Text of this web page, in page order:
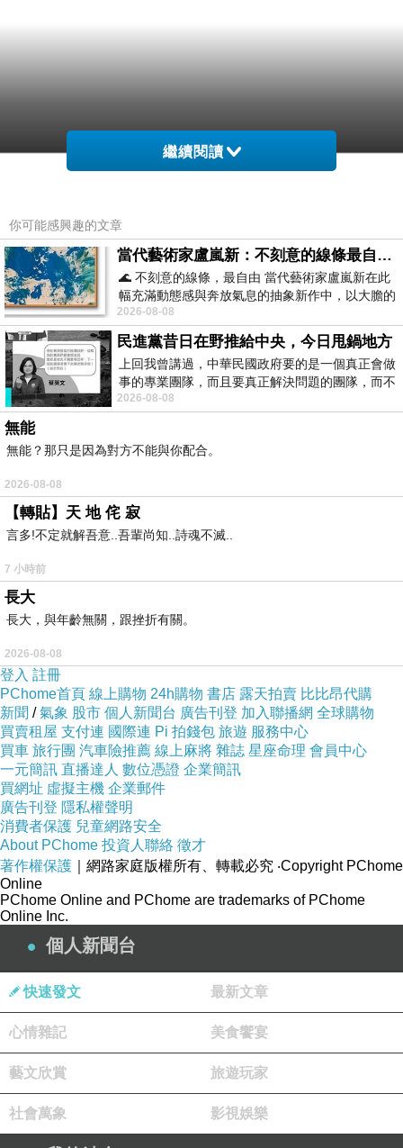
繼續閱讀
你可能感興趣的文章
當代藝術家盧嵐新：不刻意的線條最自由，讓色彩流動、筆觸自己說話
🌊 不刻意的線條，最自由 當代藝術家盧嵐新在此
幅充滿動態感與奔放氣息的抽象新作中，以大膽的
藍色顏料在白色畫布上揮灑、壓印與流淌
2026-08-08
民進黨昔日在野推給中央，今日甩鍋地方
上回我曾講過，中華民國政府要的是一個真正會做
事的專業團隊，而且要真正解決問題的團隊，而不
是只會到處甩鍋的雙標團隊，最近民進黨
2026-08-08
無能
無能？那只是因為對方不能與你配合。
2026-08-08
【轉貼】天 地 侘 寂
言多!不定就解吾意..吾輩尚知..詩魂不滅..
7 小時前
長大
長大，與年齡無關，跟挫折有關。
2026-08-08
登入 註冊
PChome首頁 線上購物 24h購物 書店 露天拍賣 比比昂代購
新聞 /氣象 股市 個人新聞台 廣告刊登 加入聯播網 全球購物
買賣租屋 支付連 國際連 Pi 拍錢包 旅遊 服務中心
買車 旅行團 汽車險推薦 線上麻將 雜誌 星座命理 會員中心
一元簡訊 直播達人 數位憑證 企業簡訊
買網址 虛擬主機 企業郵件
廣告刊登 隱私權聲明
消費者保護 兒童網路安全
About PChome 投資人聯絡 徵才
著作權保護 ｜網路家庭版權所有、轉載必究 ‧Copyright PChome
Online
PChome Online and PChome are trademarks of PChome
Online Inc.
個人新聞台
快速發文 最新文章
心情雜記 美食饗宴
藝文欣賞 旅遊玩家
社會萬象 影視娛樂